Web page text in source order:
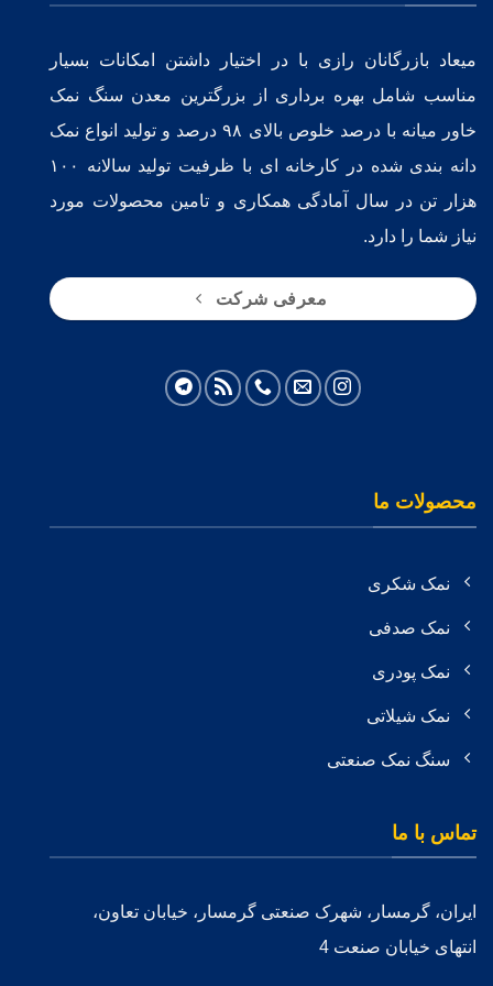
میعاد بازرگانان رازی با در اختیار داشتن امکانات بسیار
مناسب شامل بهره برداری از بزرگترین معدن سنگ نمک
خاور میانه با درصد خلوص بالای ۹۸ درصد و تولید انواع نمک
دانه بندی شده در کارخانه ای با ظرفیت تولید سالانه ۱۰۰
هزار تن در سال آمادگی همکاری و تامین محصولات مورد
نیاز شما را دارد.
معرفی شرکت
محصولات ما
نمک شکری
نمک صدفی
نمک پودری
نمک شیلاتی
سنگ نمک صنعتی
تماس با ما
ایران، گرمسار، شهرک صنعتی گرمسار، خیابان تعاون،
انتهای خیابان صنعت 4